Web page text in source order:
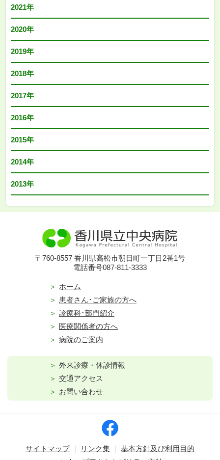
2021年
2020年
2019年
2018年
2017年
2016年
2015年
2014年
2013年
〒760-8557 香川県高松市朝日町一丁目2番1号
電話番号087-811-3333
ホーム
患者さん･ご家族の方へ
診療科･部門紹介
医療関係者の方へ
病院のご案内
外来診療・休診情報
交通アクセス
お問い合わせ
サイトマップ リンク集
基本方針及び利用目的